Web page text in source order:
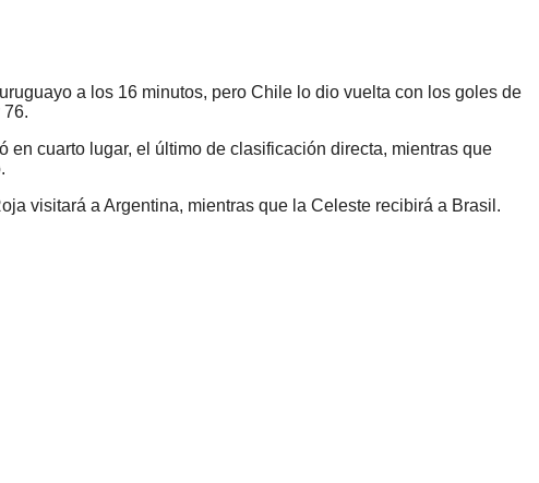
a los 16 minutos, pero Chile lo dio vuelta con los goles de
76.
cuarto lugar, el último de clasificación directa, mientras que
visitará a Argentina, mientras que la Celeste recibirá a Brasil.